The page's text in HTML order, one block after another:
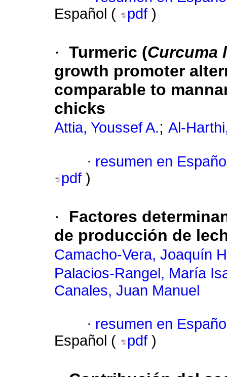
Español (
pdf )
· Turmeric (Curcuma
growth promoter
comparable to
chicks
Attia, Youssef A.; Al-
· resumen en
pdf )
·
Factores
de producción de
Camacho-Vera, Joaquín
Palacios-Rangel, María
Canales, Juan Manuel
· resumen en
Español (
pdf )